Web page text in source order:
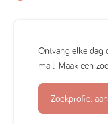
Ontvang elke dag
mail. Maak een
Zoekprofiel